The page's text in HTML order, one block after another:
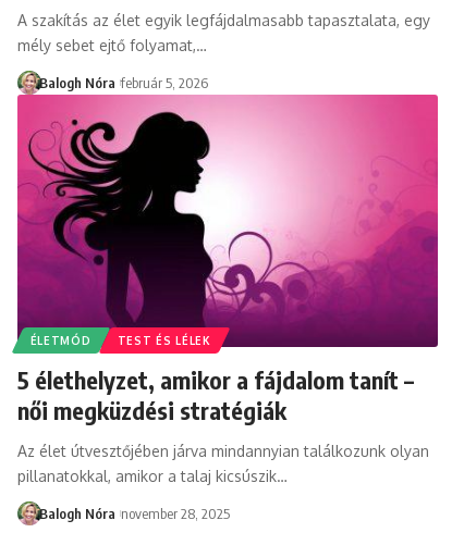
A szakítás az élet egyik legfájdalmasabb tapasztalata, egy
mély sebet ejtő folyamat,…
Balogh Nóra február 5, 2026
ÉLETMÓD TEST ÉS LÉLEK
5 élethelyzet, amikor a fájdalom tanít –
női megküzdési stratégiák
Az élet útvesztőjében járva mindannyian találkozunk olyan
pillanatokkal, amikor a talaj kicsúszik…
Balogh Nóra november 28, 2025